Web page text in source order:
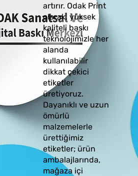
artırır. Odak Print
olarak, yüksek
kaliteli baskı
teknolojimizle her
alanda
kullanılabilir
dikkat çekici
etiketler
üretiyoruz.
Dayanıklı ve uzun
ömürlü
malzemelerle
ürettiğimiz
etiketler; ürün
ambalajlarında,
mağaza içi